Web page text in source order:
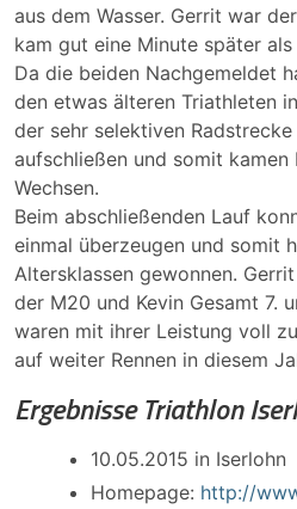
aus dem Wasser. Gerrit war
kam gut eine Minute später
Da die beiden Nachgemeldet
den etwas älteren Triathleten
der sehr selektiven
aufschließen und somit kamen
Wechsen.
Beim abschließenden Lauf
einmal überzeugen und somit
Altersklassen gewonnen.
der M20 und Kevin Gesamt 7.
waren mit ihrer Leistung voll
auf weiter Rennen in diesem
Ergebnisse Triathlon
10.05.2015 in Iserlohn
Homepage: http://